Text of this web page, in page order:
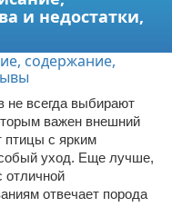
и недостатки,
не всегда выбирают
важен внешний
птицы с ярким
уход. Еще лучше,
отличной
отвечает порода